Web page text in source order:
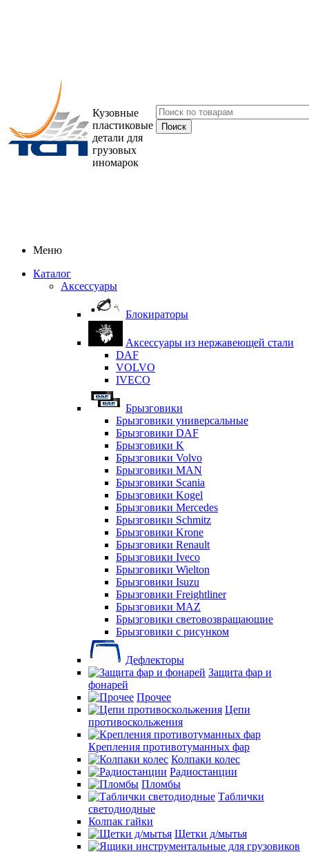
Кузовные
пластиковые
детали для
грузовых
иномарок
Меню
Каталог
Аксессуары
Блокираторы
Аксессуары из нержавеющей стали
DAF
VOLVO
IVECO
Брызговики
Брызговики универсальные
Брызговики DAF
Брызговики K
Брызговики Volvo
Брызговики MAN
Брызговики Scania
Брызговики Kogel
Брызговики Mercedes
Брызговики Schmitz
Брызговики Krone
Брызговики Renault
Брызговики Iveco
Брызговики Wielton
Брызговики Isuzu
Брызговики Freightliner
Брызговики MAZ
Брызговики световозвращающие
Брызговики с рисунком
Дефлекторы
Защита фар и
фонарей
Прочее
Цепи
противоскольжения
Крепления противотуманных фар
Колпаки колес
Радиостанции
Пломбы
Таблички
светодиодные
Колпак гайки
Щетки д/мытья